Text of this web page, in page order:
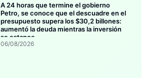
A 24 horas que termine el gobierno
Petro, se conoce que el descuadre en el
presupuesto supera los $30,2 billones:
aumentó la deuda mientras la inversión
se estanca
06/08/2026